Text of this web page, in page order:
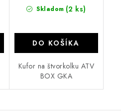
Skladom (2 ks)
DO KOŠÍKA
Kufor na štvorkolku ATV
BOX GKA